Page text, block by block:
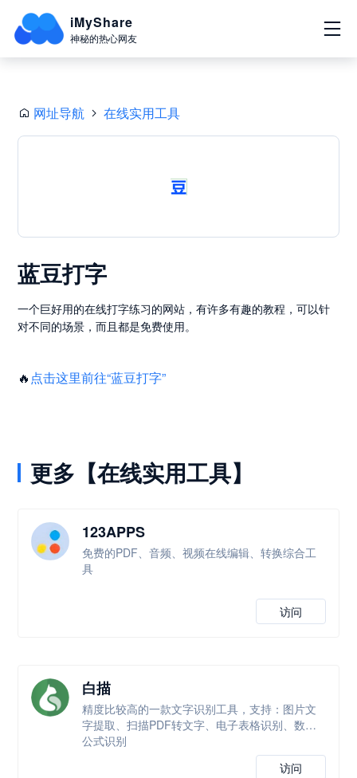
iMyShare
神秘的热心网友
网址导航 在线实用工具
蓝豆打字
一个巨好用的在线打字练习的网站，有许多有趣的教程，可以针
对不同的场景，而且都是免费使用。
🔥 点击这里前往“蓝豆打字”
更多【在线实用工具】
123APPS
免费的PDF、音频、视频在线编辑、转换综合工
具
访问
白描
精度比较高的一款文字识别工具，支持：图片文
字提取、扫描PDF转文字、电子表格识别、数学
公式识别
访问